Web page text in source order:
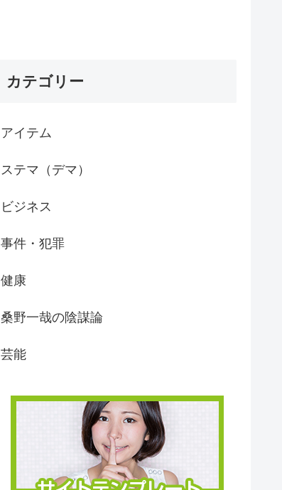
カテゴリー
アイテム
ステマ（デマ）
ビジネス
事件・犯罪
健康
桑野一哉の陰謀論
芸能